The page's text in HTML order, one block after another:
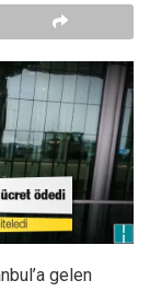
gelen